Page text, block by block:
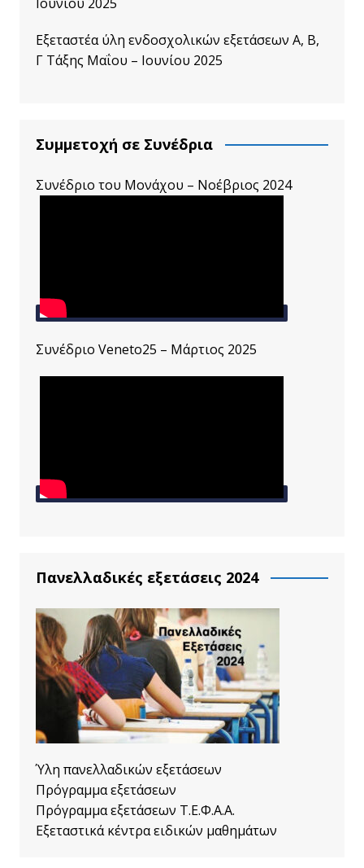
Εξεταστέα ύλη ενδοσχολικών εξετάσεων A, B,
Γ Τάξης Μαΐου – Ιουνίου 2025
Συμμετοχή σε Συνέδρια
Συνέδριο του Μονάχου – Νοέβριος 2024
Συνέδριο Veneto25 – Μάρτιος 2025
Πανελλαδικές εξετάσεις 2024
Ύλη πανελλαδικών εξετάσεων
Πρόγραμμα εξετάσεων
Πρόγραμμα εξετάσεων Τ.Ε.Φ.Α.Α.
Εξεταστικά κέντρα ειδικών μαθημάτων